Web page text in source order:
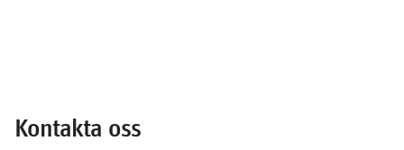
Kontakta oss